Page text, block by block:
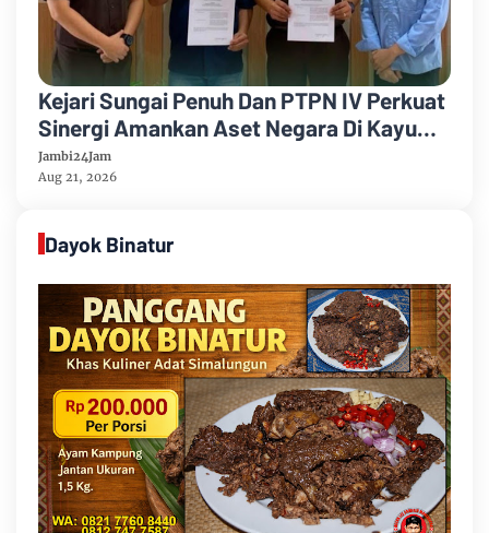
Kejari Sungai Penuh Dan PTPN IV Perkuat
Sinergi Amankan Aset Negara Di Kayu
Aro
Jambi24Jam
Aug 21, 2026
Dayok Binatur